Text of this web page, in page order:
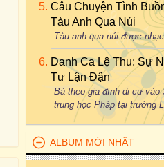
Câu Chuyện Tình
Tàu Anh Qua Núi
Tàu anh qua núi được
Danh Ca Lệ Thu: Sự
Tư Lận Đận
Bà theo gia đình di cư vào
trung học Pháp tại trường
ALBUM MỚI NHẤT